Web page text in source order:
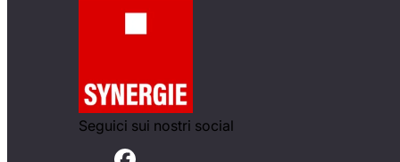
Seguici sui nostri social